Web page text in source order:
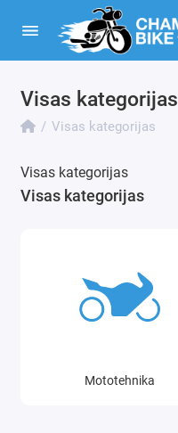
Visas kategorijas
Visas kategorijas
Visas kategorijas
Visas kategorijas
Mototehnika